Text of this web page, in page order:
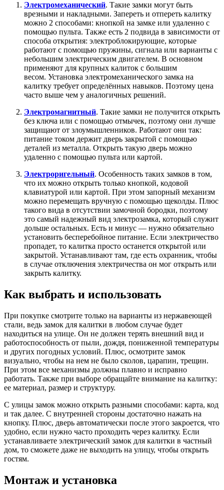
Электромеханический. Такие замки могут быть
врезными и накладными. Запереть и отпереть калитку
можно 2 способами: кнопкой на замке или удаленно с
помощью пульта. Также есть 2 подвида в зависимости от
способа открытия: электроблокирующие, которые
работают с помощью пружины, сигнала или варианты с
небольшим электрическим двигателем. В основном
применяют для крупных калиток с большим
весом. Установка электромеханического замка на
калитку требует определённых навыков. Поэтому цена
часто выше чем у аналогичных решений.
Электромагнитный. Такие замки не получится открыть
без ключа или с помощью отмычек, поэтому они лучше
защищают от злоумышленников. Работают они так:
питание током держит дверь закрытой с помощью
деталей из металла. Открыть такую дверь можно
удаленно с помощью пульта или картой.
Электроригельный. Особенность таких замков в том,
что их можно открыть только кнопкой, кодовой
клавиатурой или картой. При этом запорный механизм
можно перемещать вручную с помощью щеколды. Плюс
такого вида в отсутствии замочной бородки, поэтому
это самый надежный вид электрозамка, который служит
дольше остальных. Есть и минус — нужно обязательно
установить бесперебойное питание. Если электричество
пропадет, то калитка просто останется открытой или
закрытой. Устанавливают там, где есть охранник, чтобы
в случае отключения электричества он мог открыть или
закрыть калитку.
Как выбрать и использовать
При покупке смотрите только на варианты из нержавеющей
стали, ведь замок для калитки в любом случае будет
находиться на улице. Он не должен терять внешний вид и
работоспособность от пыли, дождя, пониженной температуры
и других погодных условий. Плюс, осмотрите замок
визуально, чтобы на нем не было сколов, царапин, трещин.
При этом все механизмы должны плавно и исправно
работать. Также при выборе обращайте внимание на калитку:
ее материал, размер и структуру.
С улицы замок можно открыть разными способами: карта, код
и так далее. С внутренней стороны достаточно нажать на
кнопку. Плюс, дверь автоматически после этого закроется, что
удобно, если нужно часто проходить через калитку. Если
устанавливаете электрический замок для калитки в частный
дом, то сможете даже не выходить на улицу, чтобы открыть
гостям.
Монтаж и установка